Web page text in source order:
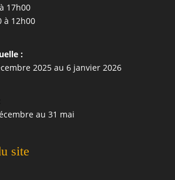
17h00
à 12h00
:
2025 au 6 janvier 2026
au 31 mai
site